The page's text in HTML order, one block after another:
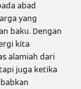
abad
yang
baku. Dengan
kita
alamiah dari
juga ketika